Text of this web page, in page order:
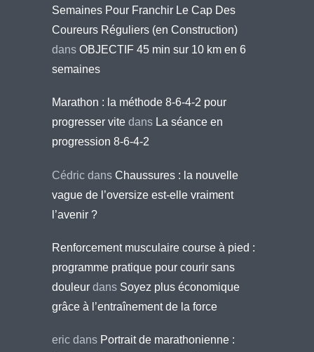
Semaines Pour Franchir Le Cap Des
Coureurs Réguliers (en Construction)
dans OBJECTIF 45 min sur 10 km en 6
semaines
Marathon : la méthode 8-6-4-2 pour
progresser vite dans La séance en
progression 8-6-4-2
Cédric dans Chaussures : la nouvelle
vague de l’oversize est-elle vraiment
l’avenir ?
Renforcement musculaire course à pied :
programme pratique pour courir sans
douleur dans Soyez plus économique
grâce à l’entraînement de la force
eric dans Portrait de marathonienne :